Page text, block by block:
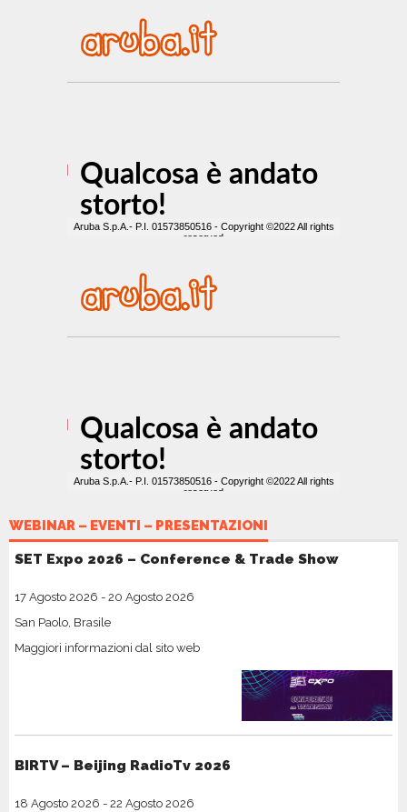
WEBINAR – EVENTI – PRESENTAZIONI
SET Expo 2026 – Conference & Trade Show
17 Agosto 2026 - 20 Agosto 2026
San Paolo, Brasile
Maggiori informazioni dal sito web
BIRTV – Beijing RadioTv 2026
18 Agosto 2026 - 22 Agosto 2026